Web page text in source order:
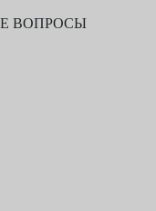
ВОПРОСЫ